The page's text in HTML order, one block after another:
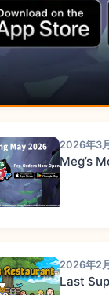
2026年3
Meg’s
2026年2
Last